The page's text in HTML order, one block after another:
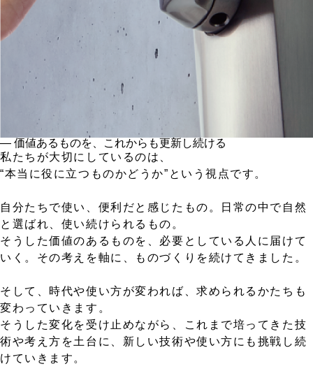
― 価値あるものを、これからも更新し続ける
私たちが大切にしているのは、
“本当に役に立つものかどうか”という視点です。
自分たちで使い、便利だと感じたもの。日常の中で自然
と選ばれ、使い続けられるもの。
そうした価値のあるものを、必要としている人に届けて
いく。その考えを軸に、ものづくりを続けてきました。
そして、時代や使い方が変われば、求められるかたちも
変わっていきます。
そうした変化を受け止めながら、これまで培ってきた技
術や考え方を土台に、新しい技術や使い方にも挑戦し続
けていきます。